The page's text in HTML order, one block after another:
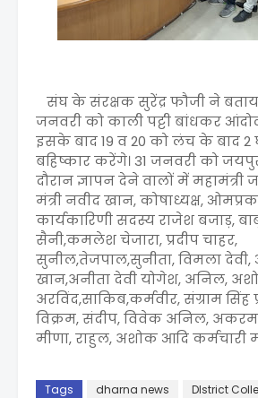
संघ के संरक्षक सुरेंद्र फौजी ने
जनवरी को काली पट्टी बांधकर
इसके बाद 19 व 20 को लंच के बाद 2
बहिष्कार करेंगे। 31 जनवरी को
दौरान ज्ञापन देने वालों में महामंत्री
मंत्री नवीद खान, कोषाध्यक्ष,
कार्यकारिणी सदस्य राजेश बजाड़,
सैनी,कमलेश चेजारा, प्रदीप चाहर,
सुनील,तेजपाल,सुनीता, विमला
खान,अनीता देवी योगेश, अनिल,
अरविंद,साकिब,कर्मवीर, संग्राम सिंह
विक्रम, संदीप, विवेक अनिल,
मीणा, राहुल, अशोक आदि कर्मचारी
Tags dharna news
DIstrict